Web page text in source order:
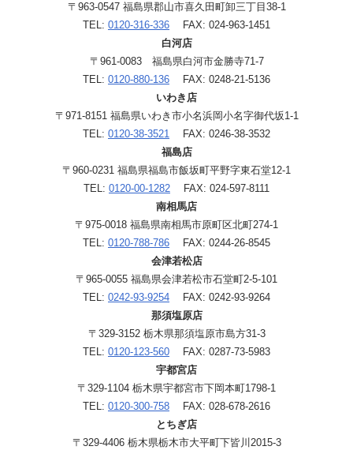
〒963-0547 福島県郡山市喜久田町卸三丁目38-1
TEL: 0120-316-336 FAX: 024-963-1451
白河店
〒961-0083 福島県白河市金勝寺71-7
TEL: 0120-880-136 FAX: 0248-21-5136
いわき店
〒971-8151 福島県いわき市小名浜岡小名字御代坂1-1
TEL: 0120-38-3521 FAX: 0246-38-3532
福島店
〒960-0231 福島県福島市飯坂町平野字東石堂12-1
TEL: 0120-00-1282 FAX: 024-597-8111
南相馬店
〒975-0018 福島県南相馬市原町区北町274-1
TEL: 0120-788-786 FAX: 0244-26-8545
会津若松店
〒965-0055 福島県会津若松市石堂町2-5-101
TEL: 0242-93-9254 FAX: 0242-93-9264
那須塩原店
〒329-3152 栃木県那須塩原市島方31-3
TEL: 0120-123-560 FAX: 0287-73-5983
宇都宮店
〒329-1104 栃木県宇都宮市下岡本町1798-1
TEL: 0120-300-758 FAX: 028-678-2616
とちぎ店
〒329-4406 栃木県栃木市大平町下皆川2015-3